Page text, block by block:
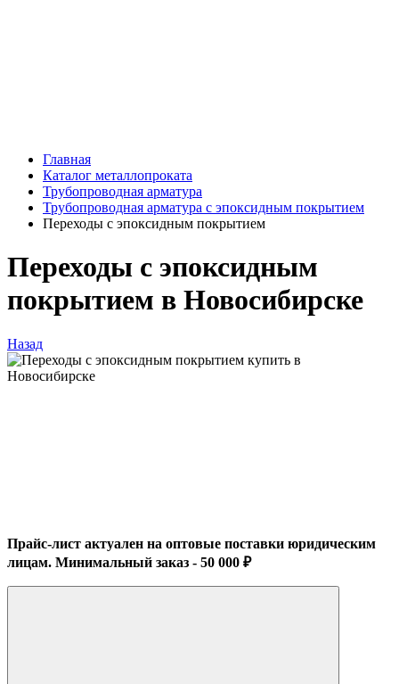
Главная
Каталог металлопроката
Трубопроводная арматура
Трубопроводная арматура с эпоксидным покрытием
Переходы с эпоксидным покрытием
Переходы с эпоксидным
покрытием в Новосибирске
Назад
Прайс-лист актуален на оптовые поставки юридическим
лицам. Минимальный заказ - 50 000 ₽